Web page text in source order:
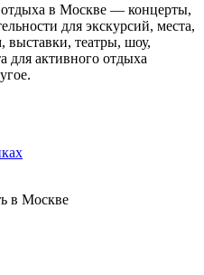
в Москве — концерты,
для экскурсий, места,
выставки, театры, шоу,
для активного отдыха
в Москве